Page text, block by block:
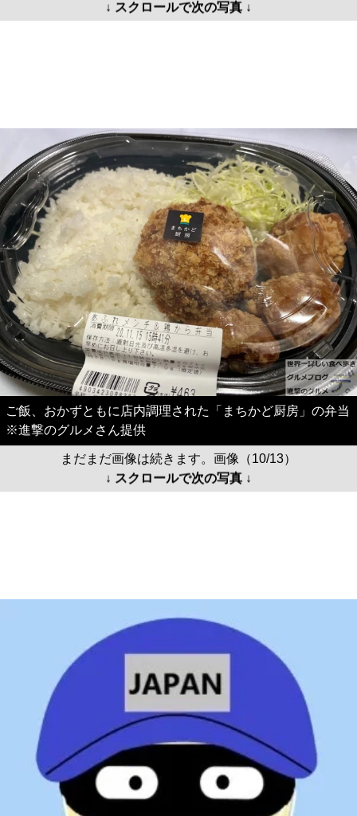
↓ スクロールで次の写真 ↓
ご飯、おかずともに店内調理された「まちかど厨房」の弁当
※進撃のグルメさん提供
まだまだ画像は続きます。画像（10/13）
↓ スクロールで次の写真 ↓